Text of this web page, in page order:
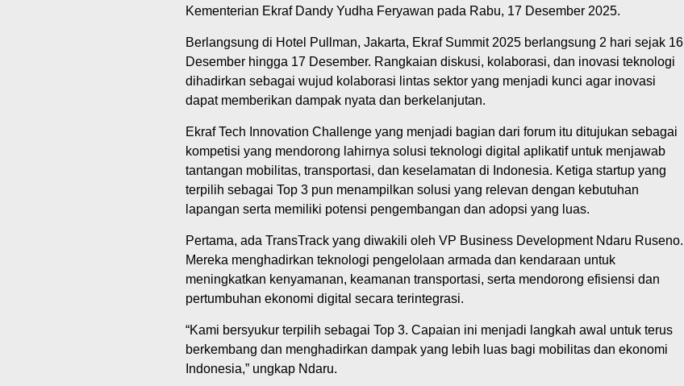
Kementerian Ekraf Dandy Yudha Feryawan pada Rabu, 17 Desember 2025.
Berlangsung di Hotel Pullman, Jakarta, Ekraf Summit 2025 berlangsung 2 hari sejak 16
Desember hingga 17 Desember. Rangkaian diskusi, kolaborasi, dan inovasi teknologi
dihadirkan sebagai wujud kolaborasi lintas sektor yang menjadi kunci agar inovasi
dapat memberikan dampak nyata dan berkelanjutan.
Ekraf Tech Innovation Challenge yang menjadi bagian dari forum itu ditujukan sebagai
kompetisi yang mendorong lahirnya solusi teknologi digital aplikatif untuk menjawab
tantangan mobilitas, transportasi, dan keselamatan di Indonesia. Ketiga startup yang
terpilih sebagai Top 3 pun menampilkan solusi yang relevan dengan kebutuhan
lapangan serta memiliki potensi pengembangan dan adopsi yang luas.
Pertama, ada TransTrack yang diwakili oleh VP Business Development Ndaru Ruseno.
Mereka menghadirkan teknologi pengelolaan armada dan kendaraan untuk
meningkatkan kenyamanan, keamanan transportasi, serta mendorong efisiensi dan
pertumbuhan ekonomi digital secara terintegrasi.
“Kami bersyukur terpilih sebagai Top 3. Capaian ini menjadi langkah awal untuk terus
berkembang dan menghadirkan dampak yang lebih luas bagi mobilitas dan ekonomi
Indonesia,” ungkap Ndaru.